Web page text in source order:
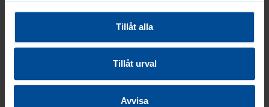
Tillåt alla
Tillåt urval
Avvisa
Sidan uppdaterad: 2025-09-09
Dela på Dela på